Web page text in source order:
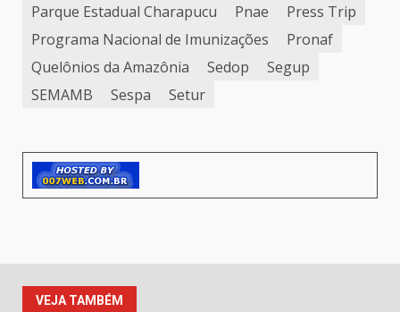
Parque Estadual Charapucu
Pnae
Press Trip
Programa Nacional de Imunizações
Pronaf
Quelônios da Amazônia
Sedop
Segup
SEMAMB
Sespa Setur
VEJA TAMBÉM